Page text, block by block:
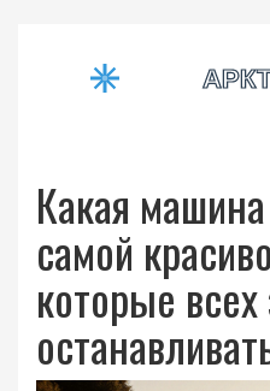
Какая
самой
которые